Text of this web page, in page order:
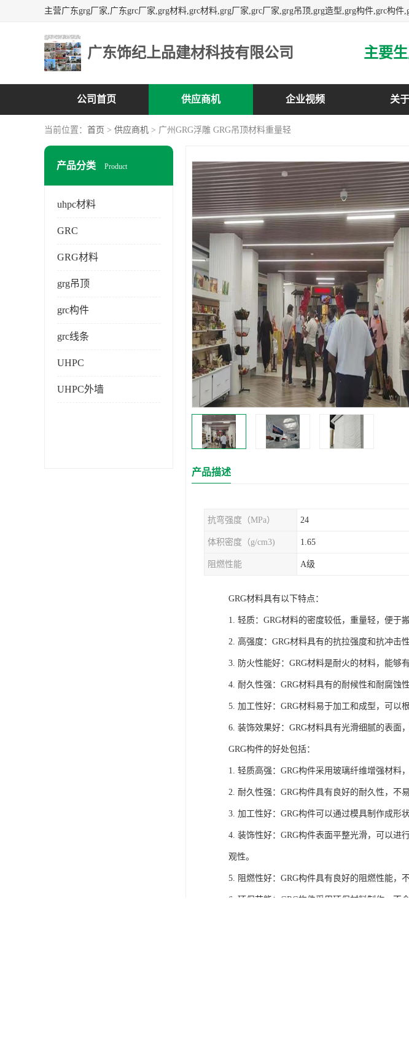
广东饰纪上品建材科技有限公司
公司首页 供应商机 企业视频 关
当前位置： 首页 > 供应商机 > 广州GRG浮雕 GRG吊顶材料重量轻
产品分类 Product
uhpc材料
GRC
GRG材料
grg吊顶
grc构件
grc线条
UHPC
UHPC外墙
产品描述
抗弯强度（MPa） 24
体积密度（g/cm3) 1.65
阻燃性能 A级
GRG材料具有以下特点：
1. 轻质：GRG材料的密度较低，重量轻，便于
2. 高强度：GRG材料具有的抗拉强度和抗冲击
3. 防火性能好：GRG材料是耐火的材料，能够
4. 耐久性强：GRG材料具有的耐候性和耐腐蚀
5. 加工性好：GRG材料易于加工和成型，可以
6. 装饰效果好：GRG材料具有光滑细腻的表面
GRG构件的好处包括：
1. 轻质高强：GRG构件采用玻璃纤维增强材料
2. 耐久性强：GRG构件具有良好的耐久性，不
3. 加工性好：GRG构件可以通过模具制作成形
4. 装饰性好：GRG构件表面平整光滑，可以进
观性。
5. 阻燃性好：GRG构件具有良好的阻燃性能，
6. 环保节能：GRG构件采用环保材料制作，不